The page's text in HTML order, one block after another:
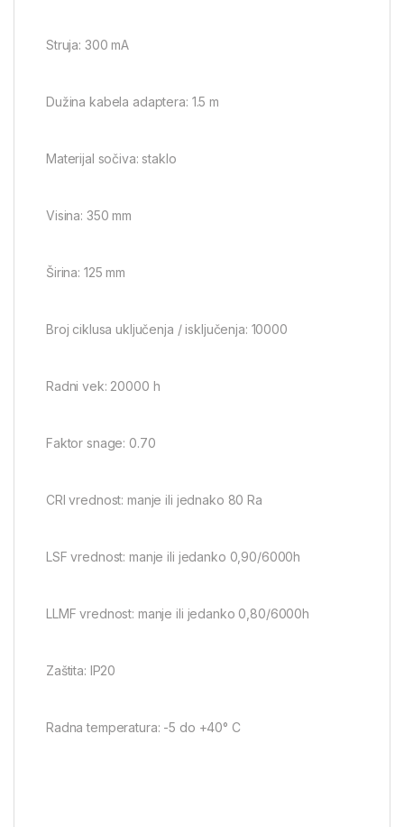
Struja: 300 mA
Dužina kabela adaptera: 1.5 m
Materijal sočiva: staklo
Visina: 350 mm
Širina: 125 mm
Broj ciklusa uključenja / isključenja: 10000
Radni vek: 20000 h
Faktor snage: 0.70
CRI vrednost: manje ili jednako 80 Ra
LSF vrednost: manje ili jedanko 0,90/6000h
LLMF vrednost: manje ili jedanko 0,80/6000h
Zaštita: IP20
Radna temperatura: -5 do +40° C